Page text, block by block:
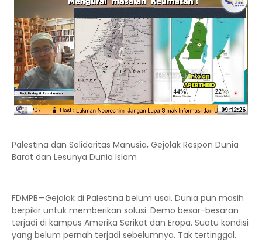
Palestina dan Solidaritas Manusia, Gejolak Respon Dunia
Barat dan Lesunya Dunia Islam
FDMPB—Gejolak di Palestina belum usai. Dunia pun masih
berpikir untuk memberikan solusi. Demo besar-besaran
terjadi di kampus Amerika Serikat dan Eropa. Suatu kondisi
yang belum pernah terjadi sebelumnya. Tak tertinggal,